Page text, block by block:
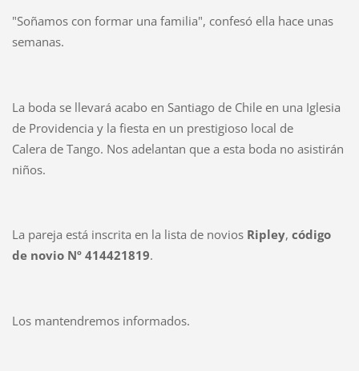
"Soñamos con formar una familia", confesó ella hace unas
semanas.
La boda se llevará acabo en Santiago de Chile en una Iglesia
de Providencia y la fiesta en un prestigioso local de
Calera de Tango. Nos adelantan que a esta boda no asistirán
niños.
La pareja está inscrita en la lista de novios Ripley, código
de novio Nº 414421819.
Los mantendremos informados.